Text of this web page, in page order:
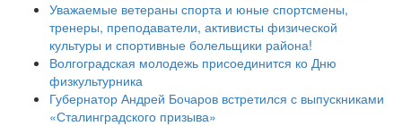
Уважаемые ветераны спорта и юные спортсмены,
тренеры, преподаватели, активисты физической
культуры и спортивные болельщики района!
Волгоградская молодежь присоединится ко Дню
физкультурника
Губернатор Андрей Бочаров встретился с выпускниками
«Сталинградского призыва»